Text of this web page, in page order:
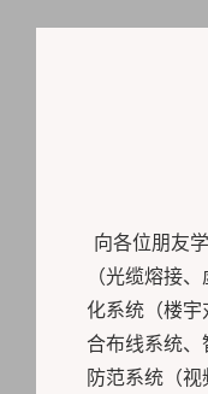
向各位朋友
（光缆熔接
化系统（楼
合布线系统
防范系统（视